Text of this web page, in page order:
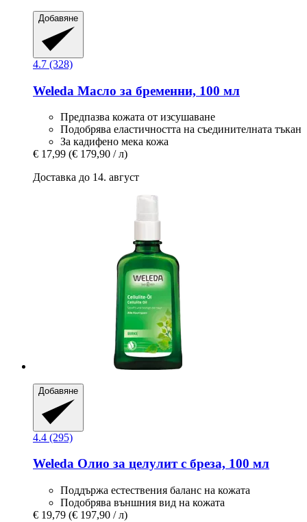
Добавяне
4.7 (328)
Weleda Масло за бременни, 100 мл
Предпазва кожата от изсушаване
Подобрява еластичността на съединителната тъкан
За кадифено мека кожа
€ 17,99 (€ 179,90 / л)
Доставка до 14. август
Добавяне
4.4 (295)
Weleda Олио за целулит с бреза, 100 мл
Поддържа естествения баланс на кожата
Подобрява външния вид на кожата
€ 19,79 (€ 197,90 / л)